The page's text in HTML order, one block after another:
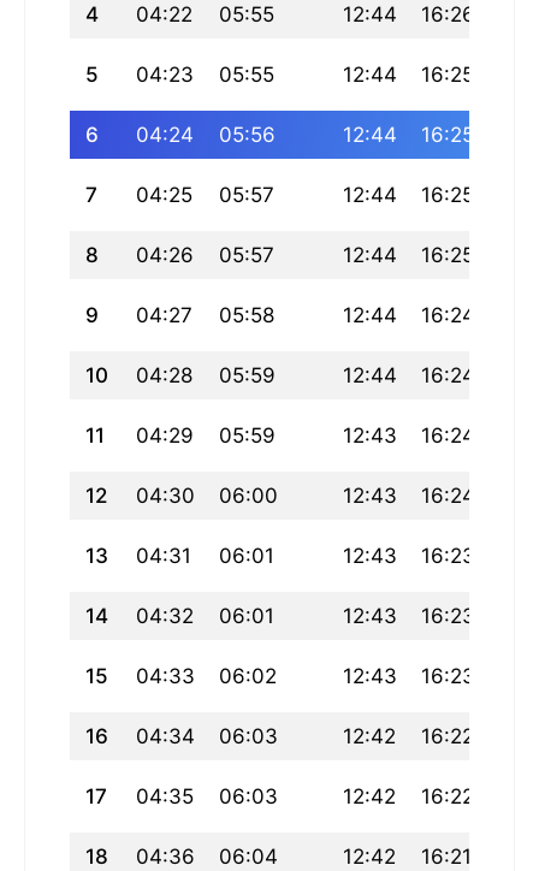
4 04:22 05:55 12:44 16:26
5 04:23 05:55 12:44 16:25
6 04:24 05:56 12:44 16:25
7 04:25 05:57 12:44 16:25
8 04:26 05:57 12:44 16:25
9 04:27 05:58 12:44 16:24
10 04:28 05:59 12:44 16:24
11 04:29 05:59 12:43 16:24
12 04:30 06:00 12:43 16:24
13 04:31 06:01 12:43 16:23
14 04:32 06:01 12:43 16:23
15 04:33 06:02 12:43 16:23
16 04:34 06:03 12:42 16:22
17 04:35 06:03 12:42 16:22
18 04:36 06:04 12:42 16:21